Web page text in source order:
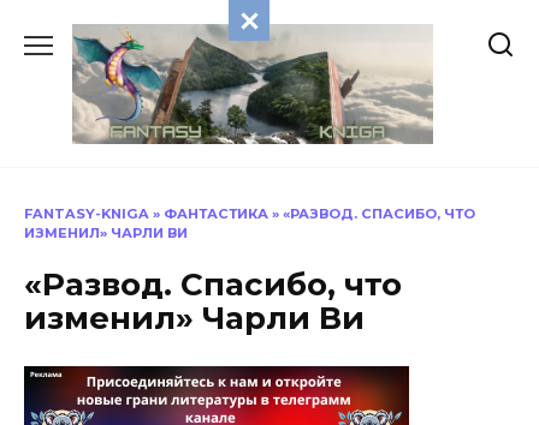
содержанию
FANTASY-KNIGA » ФАНТАСТИКА » «РАЗВОД. СПАСИБО, ЧТО
ИЗМЕНИЛ» ЧАРЛИ ВИ
«Развод. Спасибо, что
изменил» Чарли Ви